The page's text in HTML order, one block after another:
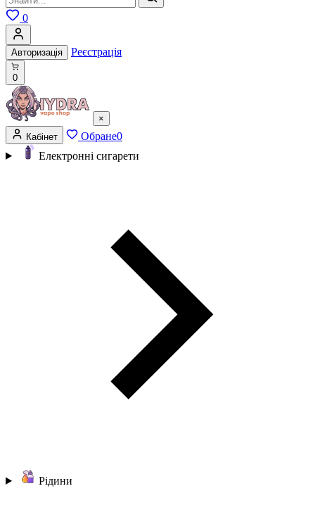
0
Авторизація Реєстрація
0
×
Кабінет
Обране0
Електронні сигарети
Рідини